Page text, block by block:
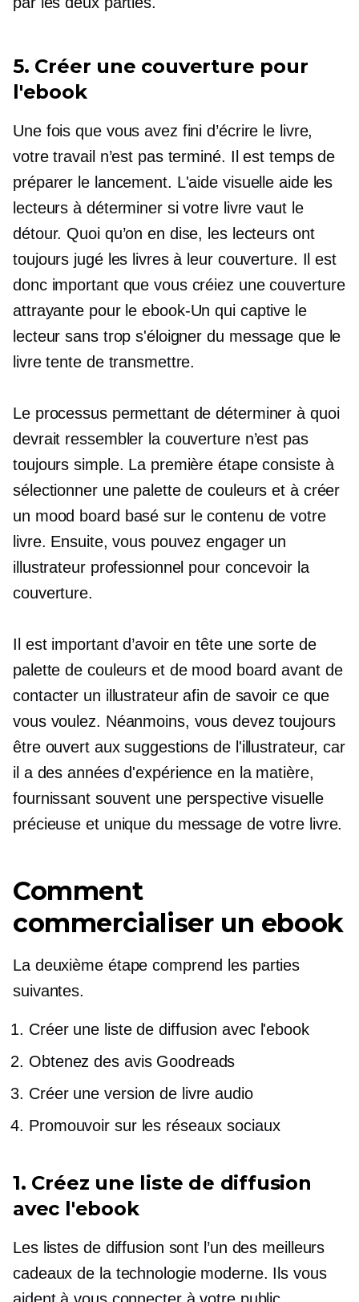
5. Créer une couverture pour
l'ebook
Une fois que vous avez fini d’écrire le livre,
votre travail n’est pas terminé. Il est temps de
préparer le lancement. L'aide visuelle aide les
lecteurs à déterminer si votre livre vaut le
détour. Quoi qu’on en dise, les lecteurs ont
toujours jugé les livres à leur couverture. Il est
donc important que vous créiez une couverture
attrayante pour leebook-Un qui captive le
lecteur sans trop s'éloigner du message que le
livre tente de transmettre.
Le processus permettant de déterminer à quoi
devrait ressembler la couverture n’est pas
toujours simple. La première étape consiste à
sélectionner une palette de couleurs et à créer
un mood board basé sur le contenu de votre
livre. Ensuite, vous pouvez engager un
illustrateur professionnel pour concevoir la
couverture.
Il est important d’avoir en tête une sorte de
palette de couleurs et de mood board avant de
contacter un illustrateur afin de savoir ce que
vous voulez. Néanmoins, vous devez toujours
être ouvert aux suggestions de l'illustrateur, car
il a des années d'expérience en la matière,
fournissant souvent une perspective visuelle
précieuse et unique du message de votre livre.
Comment
commercialiser un ebook
La deuxième étape comprend les parties
suivantes.
Créer une liste de diffusion avec l'ebook
Obtenez des avis Goodreads
Créer une version de livre audio
Promouvoir sur les réseaux sociaux
1. Créez une liste de diffusion
avec l'ebook
Les listes de diffusion sont l’un des meilleurs
cadeaux de la technologie moderne. Ils vous